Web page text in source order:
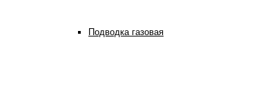
Подводка газовая